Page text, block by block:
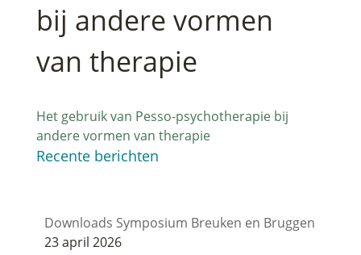
bij andere vormen
van therapie
Het gebruik van Pesso-psychotherapie bij
andere vormen van therapie
Recente berichten
Downloads Symposium Breuken en Bruggen
23 april 2026